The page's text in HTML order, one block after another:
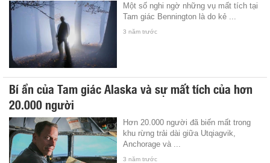
Một số nghi ngờ những vụ mất tích tại
Tam giác Bennington là do kẻ ...
3 năm trước
Bí ẩn của Tam giác Alaska và sự mất tích của hơn
20.000 người
Hơn 20.000 người đã biến mất trong
khu rừng trải dài giữa Utqiagvik,
Anchorage và ...
3 năm trước